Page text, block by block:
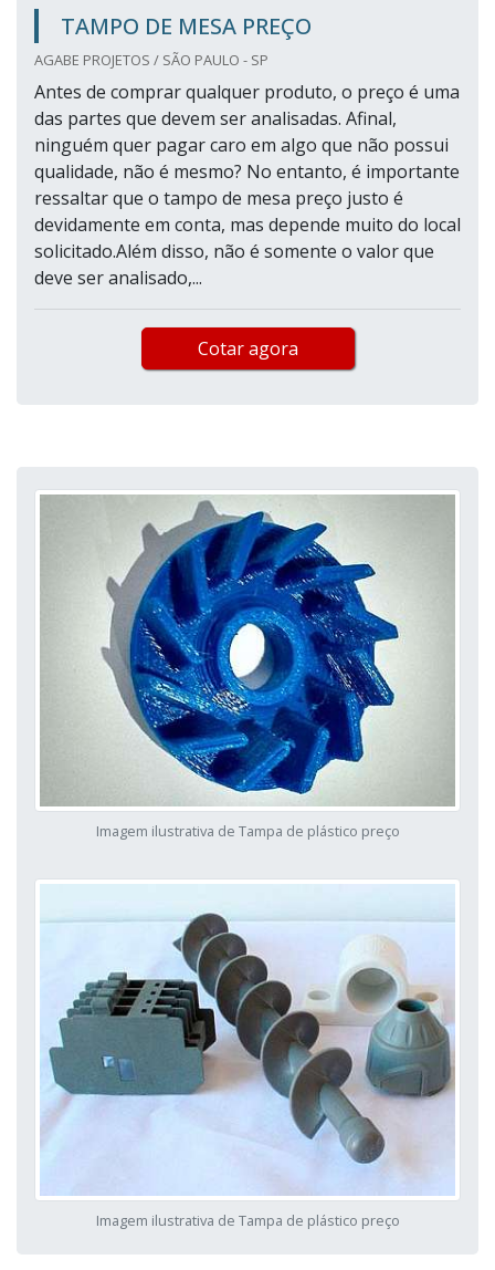
TAMPO DE MESA PREÇO
AGABE PROJETOS / SÃO PAULO - SP
Antes de comprar qualquer produto, o preço é uma
das partes que devem ser analisadas. Afinal,
ninguém quer pagar caro em algo que não possui
qualidade, não é mesmo? No entanto, é importante
ressaltar que o tampo de mesa preço justo é
devidamente em conta, mas depende muito do local
solicitado.Além disso, não é somente o valor que
deve ser analisado,...
Cotar agora
Imagem ilustrativa de Tampa de plástico preço
Imagem ilustrativa de Tampa de plástico preço